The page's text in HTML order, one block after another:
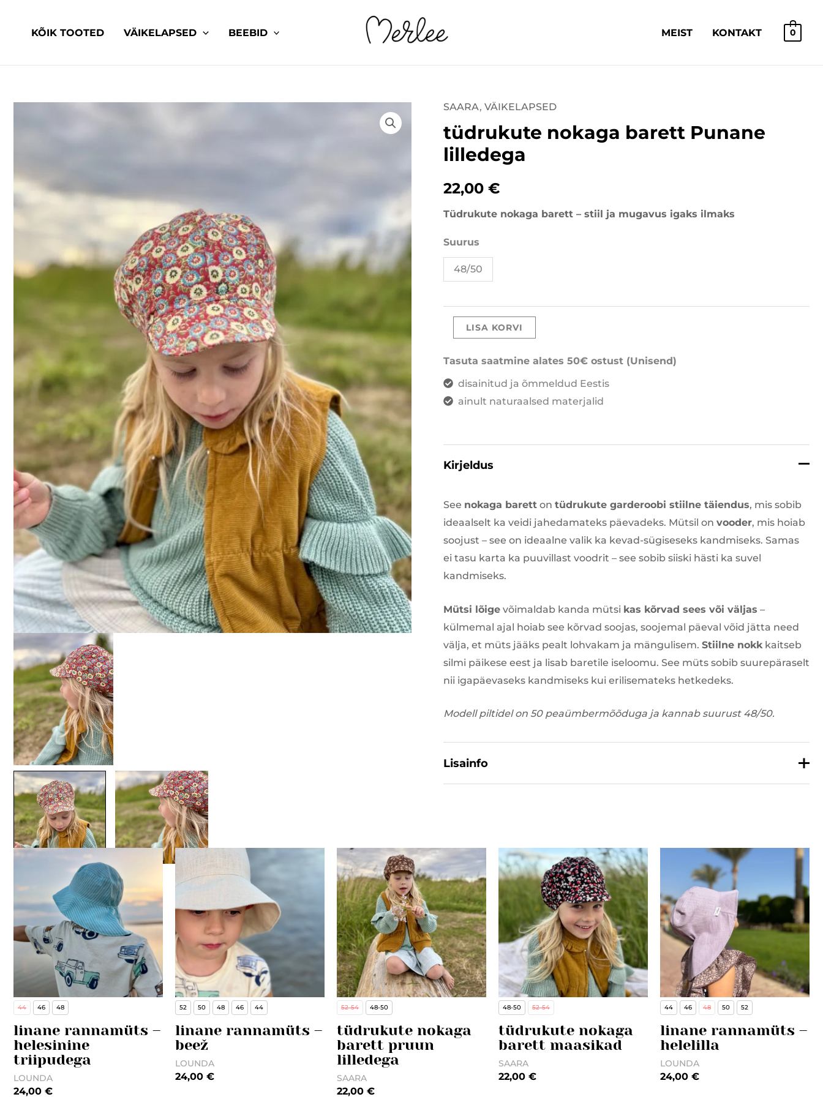
KÕIK TOOTED VÄIKELAPSED BEEBID MEIST KONTAKT 0
SAARA, VÄIKELAPSED
tüdrukute nokaga barett Punane
lilledega
22,00 €
Tüdrukute nokaga barett – stiil ja mugavus igaks ilmaks
Suurus
48/50
tüdrukute
nokaga
barett
Punane
lilledega
kogus
LISA KORVI
Tasuta saatmine alates 50€ ostust (Unisend)
disainitud ja õmmeldud Eestis
ainult naturaalsed materjalid
Kirjeldus
See nokaga barett on tüdrukute garderoobi stiilne täiendus, mis sobib
ideaalselt ka veidi jahedamateks päevadeks. Mütsil on vooder, mis hoiab
soojust – see on ideaalne valik ka kevad-sügiseseks kandmiseks. Samas
ei tasu karta ka puuvillast voodrit – see sobib siiski hästi ka suvel
kandmiseks.
Mütsi lõige võimaldab kanda mütsi kas kõrvad sees või väljas –
külmemal ajal hoiab see kõrvad soojas, soojemal päeval võid jätta need
välja, et müts jääks pealt lohvakam ja mängulisem. Stiilne nokk kaitseb
silmi päikese eest ja lisab baretile iseloomu. See müts sobib suurepäraselt
nii igapäevaseks kandmiseks kui erilisemateks hetkedeks.
Modell piltidel on 50 peaümbermõõduga ja kannab suurust 48/50.
Lisainfo
Seotud tooted
44 46 48
linane rannamüts –
helesinine
triipudega
LOUNDA
24,00 €
52 50 48 46 44
linane rannamüts –
beež
LOUNDA
24,00 €
52-54 48-50
tüdrukute nokaga
barett pruun
lilledega
SAARA
22,00 €
48-50 52-54
tüdrukute nokaga
barett maasikad
SAARA
22,00 €
44 46 48 50 52
linane rannamüts –
helelilla
LOUNDA
24,00 €